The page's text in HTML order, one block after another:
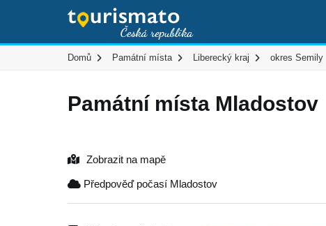
Domů Památní místa Liberecký kraj okres Semily
Památní místa Mladostov
Zobrazit na mapě
Předpověď počasí Mladostov